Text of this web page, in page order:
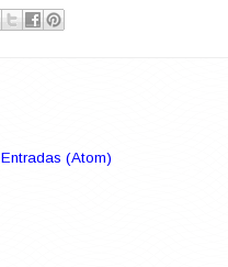
Entradas (Atom)